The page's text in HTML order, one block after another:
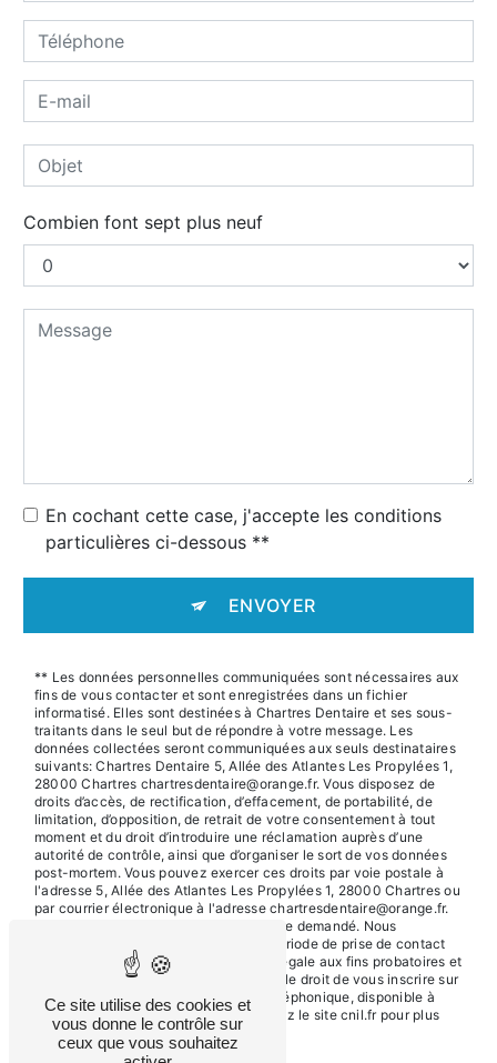
Combien font sept plus neuf
En cochant cette case, j'accepte les conditions
particulières ci-dessous **
ENVOYER
** Les données personnelles communiquées sont nécessaires aux
fins de vous contacter et sont enregistrées dans un fichier
informatisé. Elles sont destinées à Chartres Dentaire et ses sous-
traitants dans le seul but de répondre à votre message. Les
données collectées seront communiquées aux seuls destinataires
suivants: Chartres Dentaire 5, Allée des Atlantes Les Propylées 1,
28000 Chartres chartresdentaire@orange.fr. Vous disposez de
droits d’accès, de rectification, d’effacement, de portabilité, de
limitation, d’opposition, de retrait de votre consentement à tout
moment et du droit d’introduire une réclamation auprès d’une
autorité de contrôle, ainsi que d’organiser le sort de vos données
post-mortem. Vous pouvez exercer ces droits par voie postale à
l'adresse 5, Allée des Atlantes Les Propylées 1, 28000 Chartres ou
par courrier électronique à l'adresse chartresdentaire@orange.fr.
Un justificatif d'identité pourra vous être demandé. Nous
conservons vos données pendant la période de prise de contact
puis pendant la durée de prescription légale aux fins probatoires et
de gestion des contentieux. Vous avez le droit de vous inscrire sur
la liste d'opposition au démarchage téléphonique, disponible à
cette adresse:Bloctel.gouv.fr. Consultez le site cnil.fr pour plus
d’informations sur vos droits.
Ce site utilise des cookies et
vous donne le contrôle sur
ceux que vous souhaitez